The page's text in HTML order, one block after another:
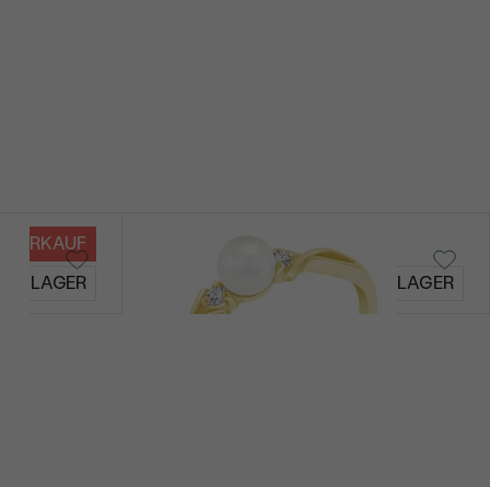
VERKAUF
AUF LAGER
AUF LAGER